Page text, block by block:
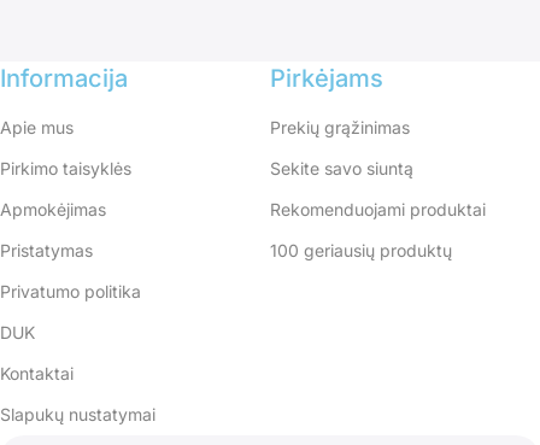
Informacija
Apie mus
Pirkimo taisyklės
Apmokėjimas
Pristatymas
Privatumo politika
DUK
Kontaktai
Slapukų nustatymai
Pirkėjams
Prekių grąžinimas
Sekite savo siuntą
Rekomenduojami produktai
100 geriausių produktų